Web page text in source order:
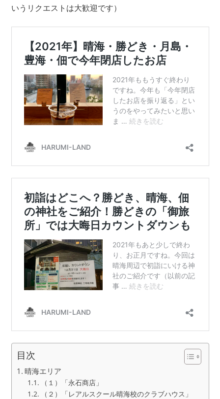
いうリクエストは大歓迎です）
目次
晴海エリア
（１）「永石商店」
（２）「レアルスクール晴海校のクラブハウス」